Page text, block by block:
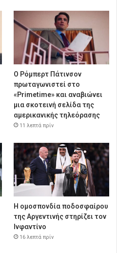
Ο Ρόμπερτ Πάτινσον
πρωταγωνιστεί στο
«Primetime» και αναβιώνει
μια σκοτεινή σελίδα της
αμερικανικής τηλεόρασης
11 λεπτά πρίν
Η ομοσπονδία ποδοσφαίρου
της Αργεντινής στηρίζει τον
Ινφαντίνο
16 λεπτά πρίν